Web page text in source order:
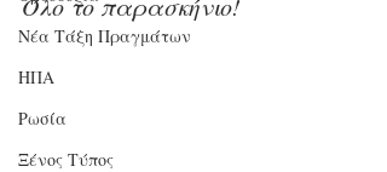
Νέα Τάξη Πραγμάτων
ΗΠΑ
Ρωσία
Ξένος Τύπος